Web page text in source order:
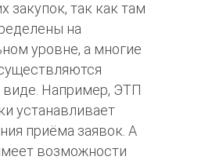
закупок, так как там
на
уровне, а многие
Например, ЭТП
устанавливает
приёма заявок. А
возможности